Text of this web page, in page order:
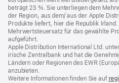
beträgt 23 %. Sie unterliegen dem
der Region, aus dem/ aus der Apple
Produkte liefert, hier die Republik
Mehrwertsteuersatz für das gewählte
aufgeführt.
Apple Distribution International Ltd.
irische Zentralbank und hat die
Ländern oder Regionen des EWR
anzubieten.
Weitere Informationen finden Sie auf